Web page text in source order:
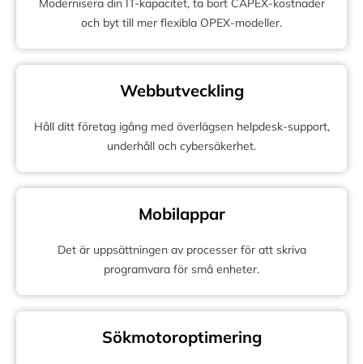
och byt till mer flexibla OPEX-modeller.
Webbutveckling
Håll ditt företag igång med överlägsen helpdesk-support,
underhåll och cybersäkerhet.
Mobilappar
Det är uppsättningen av processer för att skriva
programvara för små enheter.
Sökmotoroptimering